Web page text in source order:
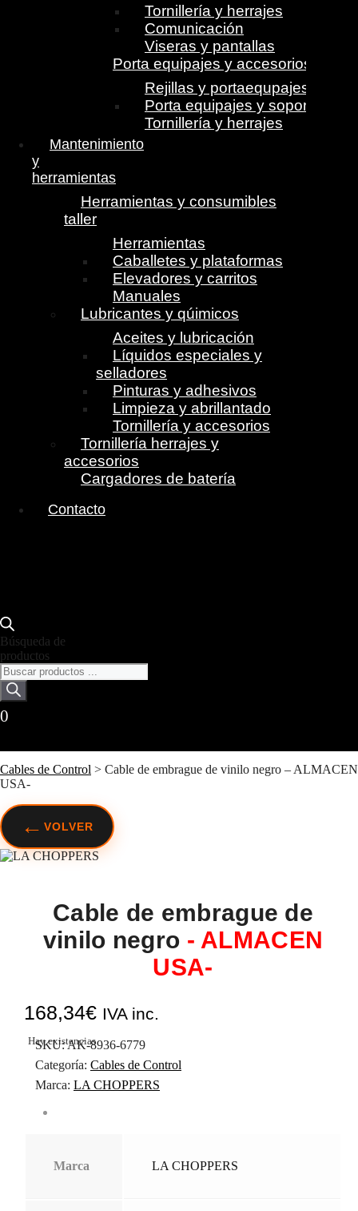
Cables de Control > Cable de embrague de vinilo negro – ALMACEN
USA-
Tornillería y herrajes
Comunicación
Viseras y pantallas
Porta equipajes y accesorios
Rejillas y portaequpajes
Porta equipajes y soportes
Tornillería y herrajes
Mantenimiento
y
herramientas
Herramientas y consumibles
taller
Herramientas
Caballetes y plataformas
Elevadores y carritos
Manuales
Lubricantes y qúimicos
Aceites y lubricación
Líquidos especiales y
selladores
Pinturas y adhesivos
Limpieza y abrillantado
Tornillería y accesorios
Tornillería herrajes y
accesorios
Cargadores de batería
Contacto
Búsqueda de
productos
0
← VOLVER
Cable de embrague de
vinilo negro - ALMACEN
USA-
168,34€ IVA inc.
Hay existencias
SKU:AK-8936-6779
Categoría: Cables de Control
Marca: LA CHOPPERS
Marca LA CHOPPERS